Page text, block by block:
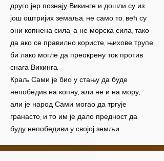
друго јер познају Викинге и дошли су из
још оштријих земаља, не само то, већ су
они копнена сила, а не морска сила, тако
да ако се правилно користе, њихове трупе
би лако могле да преокрену ток против
снага Викинга.
Краљ Сами је био у стању да буде
непобедив на копну, али не и на мору,
али је народ Сами могао да тргује
гранасто, и то им је дало предност да
буду непобедиви у својој земљи.